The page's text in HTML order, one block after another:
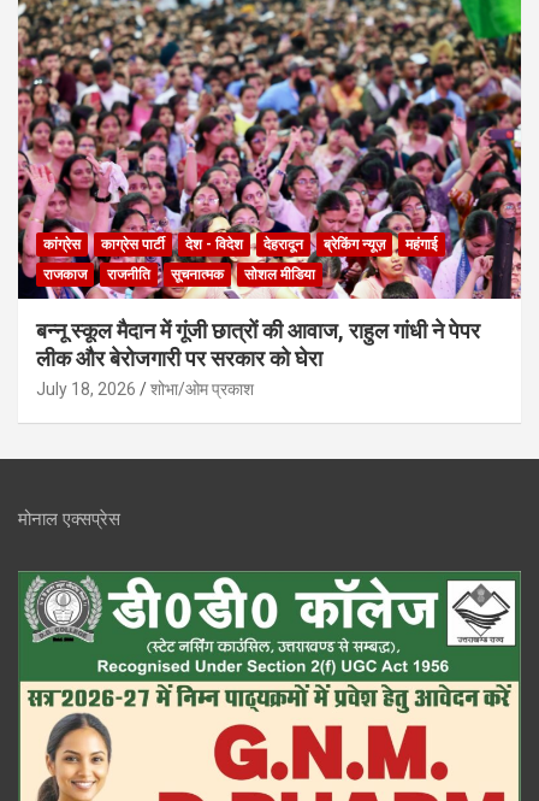
कांग्रेस काग्रेस पार्टी देश - विदेश देहरादून ब्रेकिंग न्यूज़
महंगाई
राजकाज
राजनीति सूचनात्मक सोशल मीडिया
बन्नू स्कूल मैदान में गूंजी छात्रों की आवाज, राहुल गांधी ने पेपर
लीक और बेरोजगारी पर सरकार को घेरा
July 18, 2026 शोभा/ओम प्रकाश
मोनाल एक्सप्रेस